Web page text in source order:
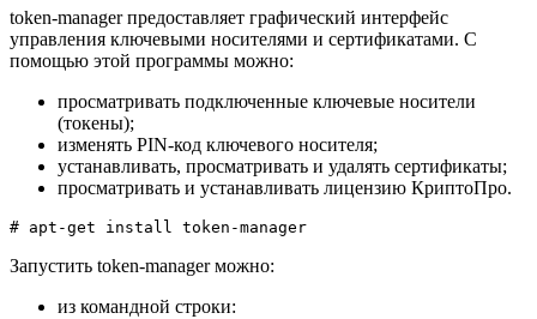
token-manager предоставляет графический интерфейс
управления ключевыми носителями и сертификатами. С
помощью этой программы можно:
просматривать подключенные ключевые носители
(токены);
изменять PIN-код ключевого носителя;
устанавливать, просматривать и удалять сертификаты;
просматривать и устанавливать лицензию КриптоПро.
# apt-get install token-manager
Запустить token-manager можно:
из командной строки: